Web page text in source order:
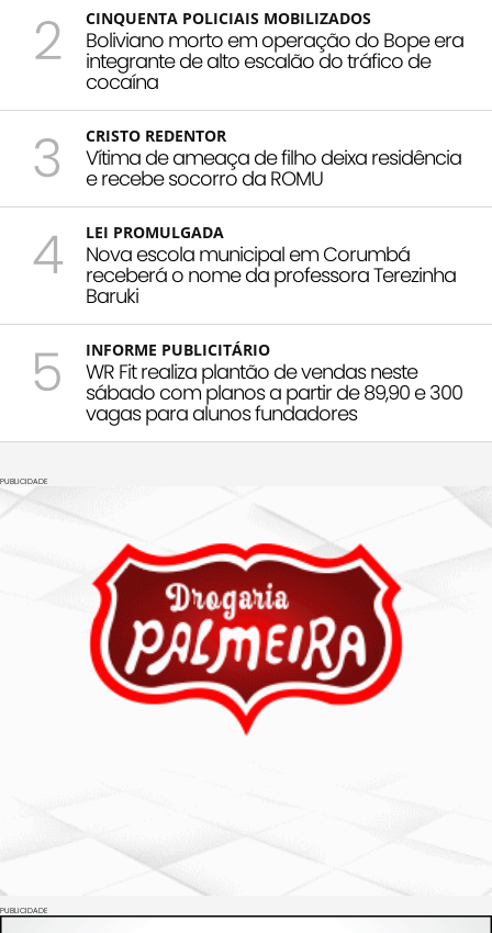
2 CINQUENTA POLICIAIS MOBILIZADOS
Boliviano morto em operação do Bope era
integrante de alto escalão do tráfico de
cocaína
3 CRISTO REDENTOR
Vítima de ameaça de filho deixa residência
e recebe socorro da ROMU
4 LEI PROMULGADA
Nova escola municipal em Corumbá
receberá o nome da professora Terezinha
Baruki
5 INFORME PUBLICITÁRIO
WR Fit realiza plantão de vendas neste
sábado com planos a partir de 89,90 e 300
vagas para alunos fundadores
PUBLICIDADE
PUBLICIDADE